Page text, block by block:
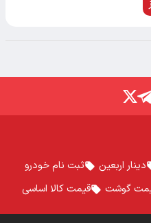
دینار اربعین
ثبت نام خودرو
گوشت قیمت کالا اساسی